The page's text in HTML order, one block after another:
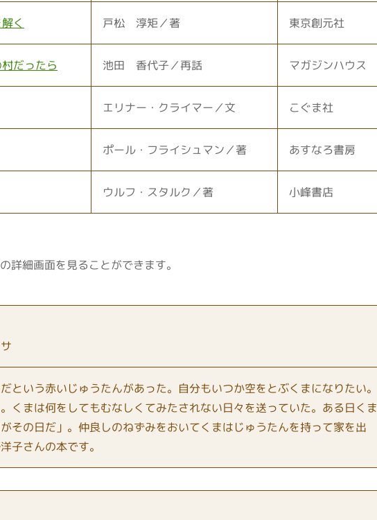
く 戸松 淳矩／著 東京創元社
だったら 池田 香代子／再話 マガジンハウス
エリナー・クライマー／文 こぐま社
ポール・フライシュマン／著 あすなろ書房
ウルフ・スタルク／著 小峰書店
細画面を見ることができます。
いう赤いじゅうたんがあった。自分もいつか空をとぶくまになりたい。
くまは何をしてもむなしくてみたされない日々を送っていた。ある日くま
その日だ」。仲良しのねずみをおいてくまはじゅうたんを持って家を出
子さんの本です。